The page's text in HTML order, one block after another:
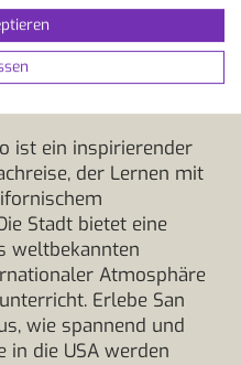
da du dich um
ganz entspannt in
starten
ist ein inspirierender
der Lernen mit
Stadt bietet eine
weltbekannten
Atmosphäre
Erlebe San
wie spannend und
in die USA werden